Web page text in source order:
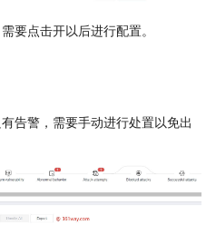
要点击开以后进行配置。
告警，需要手动进行处置以免出